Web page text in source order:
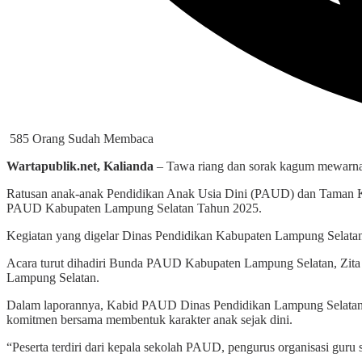
585 Orang Sudah Membaca
Wartapublik.net, Kalianda – Tawa riang dan sorak kagum
Ratusan anak-anak Pendidikan Anak Usia Dini (PAUD) dan
PAUD Kabupaten Lampung Selatan Tahun 2025.
Kegiatan yang digelar Dinas Pendidikan Kabupaten Lampung
Acara turut dihadiri Bunda PAUD Kabupaten Lampung Selatan,
Lampung Selatan.
Dalam laporannya, Kabid PAUD Dinas Pendidikan Lampung
komitmen bersama membentuk karakter anak sejak dini.
“Peserta terdiri dari kepala sekolah PAUD, pengurus organisasi